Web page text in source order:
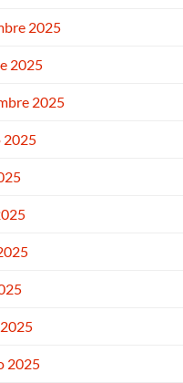
2025
2025
2025
2025
2025